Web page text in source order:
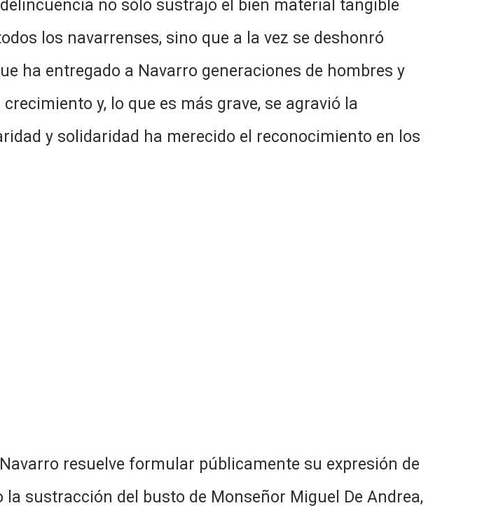
no sólo sustrajo el bien material tangible
los navarrenses, sino que a la vez se deshonró
ha entregado a Navarro generaciones de hombres y
y, lo que es más grave, se agravió la
y solidaridad ha merecido el reconocimiento en los
resuelve formular públicamente su expresión de
sustracción del busto de Monseñor Miguel De Andrea,